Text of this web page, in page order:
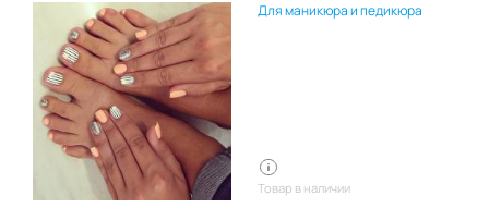
Для маникюра и педикюра
Товар в наличии